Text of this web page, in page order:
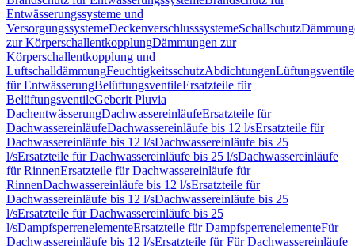
Entwässerungssysteme und
VersorgungssystemeDeckenverschlusssystemeSchallschutz
zur KörperschallentkopplungDämmungen zur
Körperschallentkopplung und
LuftschalldämmungFeuchtigkeitsschutzAbdichtungenLüftungsventile
für EntwässerungBelüftungsventileErsatzteile für
BelüftungsventileGeberit Pluvia
DachentwässerungDachwassereinläufeErsatzteile für
DachwassereinläufeDachwassereinläufe bis 12 l/sErsatzteile für
Dachwassereinläufe bis 12 l/sDachwassereinläufe bis 25
l/sErsatzteile für Dachwassereinläufe bis 25 l/sDachwassereinläufe
für RinnenErsatzteile für Dachwassereinläufe für
RinnenDachwassereinläufe bis 12 l/sErsatzteile für
Dachwassereinläufe bis 12 l/sDachwassereinläufe bis 25
l/sErsatzteile für Dachwassereinläufe bis 25
l/sDampfsperrenelementeErsatzteile für DampfsperrenelementeFür
Dachwassereinläufe bis 12 l/sErsatzteile für Für Dachwassereinläufe